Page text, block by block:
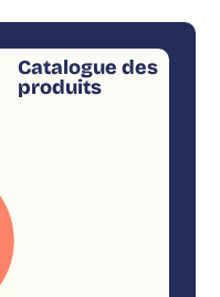
Catalogue des
produits